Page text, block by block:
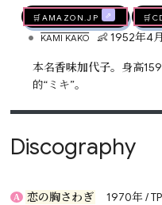
🛒AMAZON.jp
• KAMI KAKO 👶 1952年4
本名香味加代子。身高
的“ミキ”。
Discography
A 恋の胸さわぎ 1970年 /